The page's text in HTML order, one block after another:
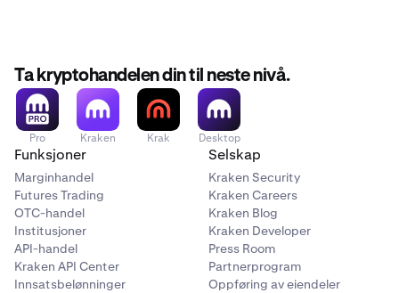
Ta kryptohandelen din til neste nivå.
Pro Kraken Krak Desktop
Funksjoner
Marginhandel
Futures Trading
OTC-handel
Institusjoner
API-handel
Kraken API Center
Innsatsbelønninger
Selskap
Kraken Security
Kraken Careers
Kraken Blog
Kraken Developer
Press Room
Partnerprogram
Oppføring av eiendeler